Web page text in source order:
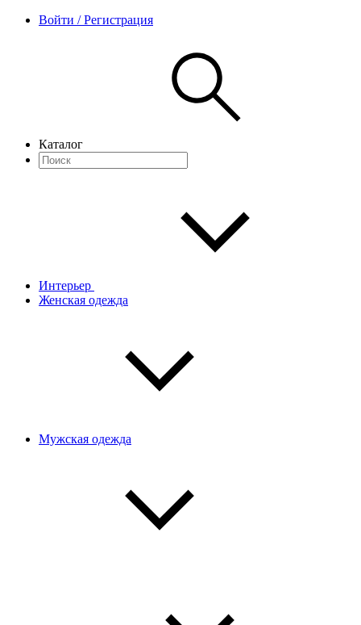
Войти / Регистрация
Каталог
Интерьер
Женская одежда
Мужская одежда